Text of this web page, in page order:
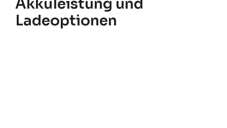
Akkuleistung und
Ladeoptionen